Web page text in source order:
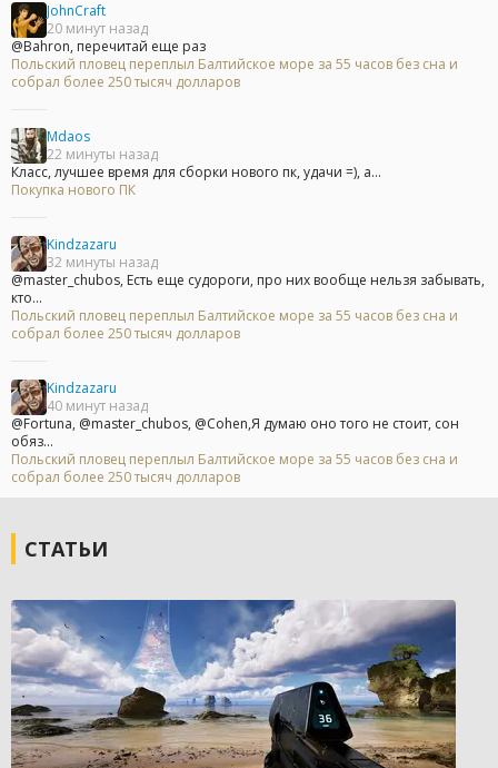
JohnCraft
20 минут назад
@Bahron, перечитай еще раз
Польский пловец переплыл Балтийское море за 55 часов без сна и
собрал более 250 тысяч долларов
Mdaos
22 минуты назад
Класс, лучшее время для сборки нового пк, удачи =), а...
Покупка нового ПК
Kindzazaru
32 минуты назад
@master_chubos, Есть еще судороги, про них вообще нельзя забывать,
кто...
Польский пловец переплыл Балтийское море за 55 часов без сна и
собрал более 250 тысяч долларов
Kindzazaru
40 минут назад
@Fortuna, @master_chubos, @Cohen,Я думаю оно того не стоит, сон
обяз...
Польский пловец переплыл Балтийское море за 55 часов без сна и
собрал более 250 тысяч долларов
СТАТЬИ